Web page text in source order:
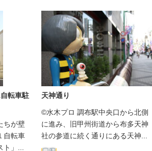
転車駐
ちが壁
自転車
」...
天神通り
©水木プロ 調布駅中央口から北側
に進み、旧甲州街道から布多天神
社の参道に続く通りにある天神...